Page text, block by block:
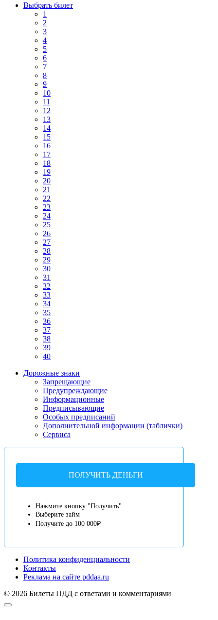
Выбрать билет
1
2
3
4
5
6
7
8
9
10
11
12
13
14
15
16
17
18
19
20
21
22
23
24
25
26
27
28
29
30
31
32
33
34
35
36
37
38
39
40
Дорожные знаки
Запрещающие
Предупреждающие
Информационные
Предписывающие
Особых предписаний
Дополнительной информации (таблички)
Сервиса
ПОЛУЧИТЬ ДЕНЬГИ
Нажмите кнопку "Получить"
Выберите займ
Получите до 100 000₽
Политика конфиденциальности
Контакты
Реклама на сайте pddaa.ru
© 2026 Билеты ПДД с ответами и комментариями